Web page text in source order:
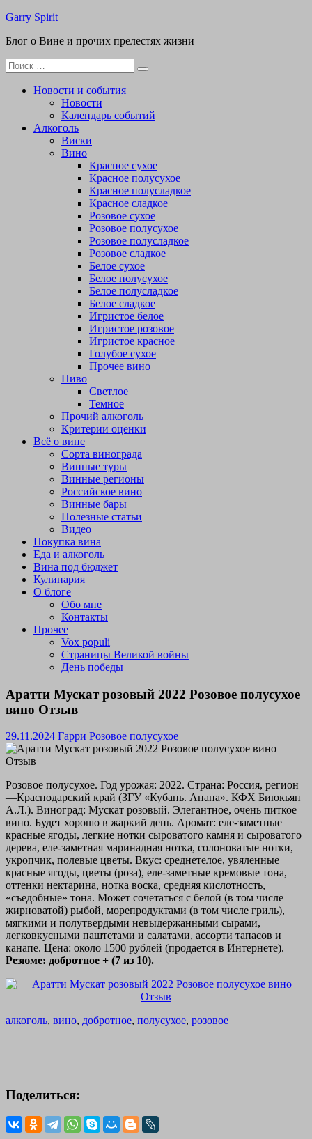
Перейти
содержимому
Garry Spirit
Блог о Вине и прочих прелестях жизни
Поиск
для:
Новости и события
Новости
Календарь событий
Алкоголь
Виски
Вино
Красное сухое
Красное полусухое
Красное полусладкое
Красное сладкое
Розовое сухое
Розовое полусухое
Розовое полусладкое
Розовое сладкое
Белое сухое
Белое полусухое
Белое полусладкое
Белое сладкое
Игристое белое
Игристое розовое
Игристое красное
Голубое сухое
Прочее вино
Пиво
Светлое
Темное
Прочий алкоголь
Критерии оценки
Всё о вине
Сорта винограда
Винные туры
Винные регионы
Российское вино
Винные бары
Полезные статьи
Видео
Покупка вина
Еда и алкоголь
Вина под бюджет
Кулинария
О блоге
Обо мне
Контакты
Прочее
Vox populi
Страницы Великой войны
День победы
Аратти Мускат розовый 2022 Розовое полусухое
вино Отзыв
29.11.2024 Гарри Розовое полусухое
Розовое полусухое. Год урожая: 2022. Страна: Россия, регион
—Краснодарский край (ЗГУ «Кубань. Анапа». КФХ Биюкьян
А.Л.). Виноград: Мускат розовый. Элегантное, очень питкое
вино. Будет хорошо в жаркий день. Аромат: еле-заметные
красные ягоды, легкие нотки сыроватого камня и сыроватого
дерева, еле-заметная маринадная нотка, солоноватые нотки,
укропчик, полевые цветы. Вкус: среднетелое, увяленные
красные ягоды, цветы (роза), еле-заметные кремовые тона,
оттенки нектарина, нотка воска, средняя кислотность,
«съедобные» тона. Может сочетаться с белой (в том числе
жирноватой) рыбой, морепродуктами (в том числе гриль),
мягкими и полутвердыми невыдержанными сырами,
легковкусными паштетами и салатами, ассорти тапасов и
канапе. Цена: около 1500 рублей (продается в Интернете).
Резюме: добротное + (7 из 10).
алкоголь, вино, добротное, полусухое, розовое
Поделиться: